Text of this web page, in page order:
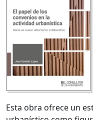
Esta obra ofrece un